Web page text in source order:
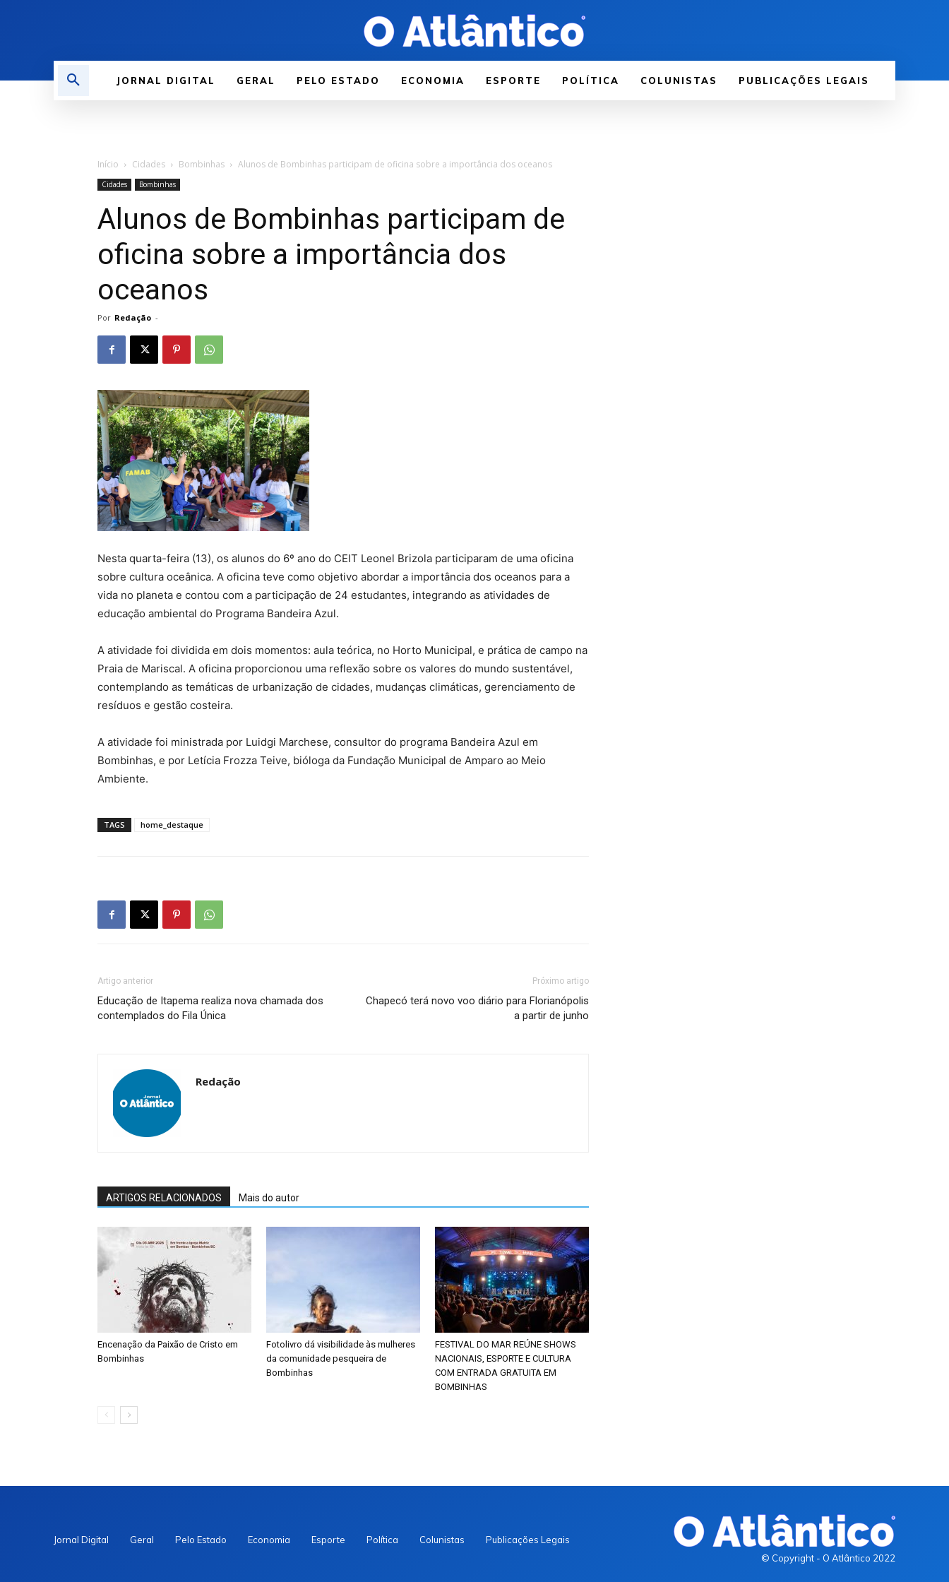
JORNAL DIGITAL GERAL PELO ESTADO ECONOMIA ESPORTE POLÍTICA COLUNISTAS PUBLICAÇÕES LEGAIS
Início Cidades Bombinhas Alunos de Bombinhas participam de oficina sobre a importância dos oceanos
Cidades Bombinhas
Alunos de Bombinhas participam de
oficina sobre a importância dos
oceanos
Por Redação -
Nesta quarta-feira (13), os alunos do 6º ano do CEIT Leonel Brizola participaram de uma oficina
sobre cultura oceânica. A oficina teve como objetivo abordar a importância dos oceanos para a
vida no planeta e contou com a participação de 24 estudantes, integrando as atividades de
educação ambiental do Programa Bandeira Azul.
A atividade foi dividida em dois momentos: aula teórica, no Horto Municipal, e prática de campo na
Praia de Mariscal. A oficina proporcionou uma reflexão sobre os valores do mundo sustentável,
contemplando as temáticas de urbanização de cidades, mudanças climáticas, gerenciamento de
resíduos e gestão costeira.
A atividade foi ministrada por Luidgi Marchese, consultor do programa Bandeira Azul em
Bombinhas, e por Letícia Frozza Teive, bióloga da Fundação Municipal de Amparo ao Meio
Ambiente.
TAGS home_destaque
Artigo anterior
Educação de Itapema realiza nova chamada dos
contemplados do Fila Única
Próximo artigo
Chapecó terá novo voo diário para Florianópolis
a partir de junho
Redação
ARTIGOS RELACIONADOS Mais do autor
Encenação da Paixão de Cristo em
Bombinhas
Fotolivro dá visibilidade às mulheres
da comunidade pesqueira de
Bombinhas
FESTIVAL DO MAR REÚNE SHOWS
NACIONAIS, ESPORTE E CULTURA
COM ENTRADA GRATUITA EM
BOMBINHAS
Jornal Digital Geral Pelo Estado Economia Esporte Política Colunistas
Publicações Legais
© Copyright - O Atlântico 2022